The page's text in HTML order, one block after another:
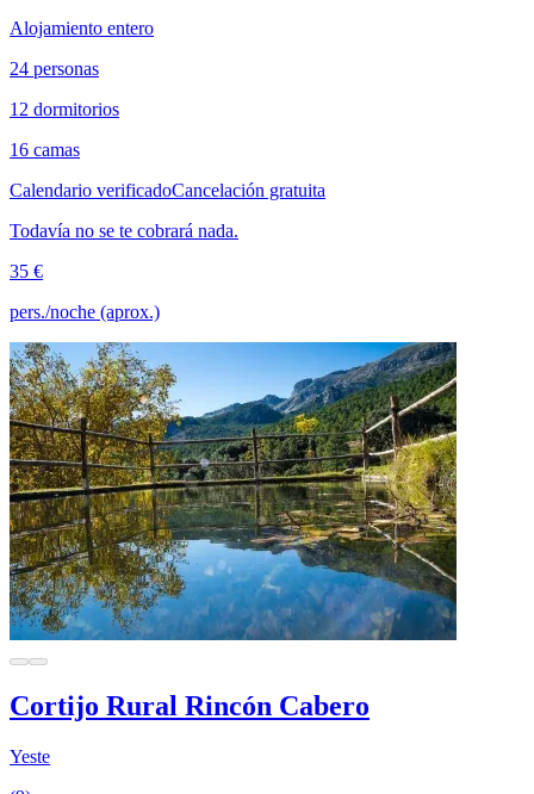
Alojamiento entero
24 personas
12 dormitorios
16 camas
Calendario verificadoCancelación gratuita
Todavía no se te cobrará nada.
35 €
pers./noche (aprox.)
Cortijo Rural Rincón Cabero
Yeste